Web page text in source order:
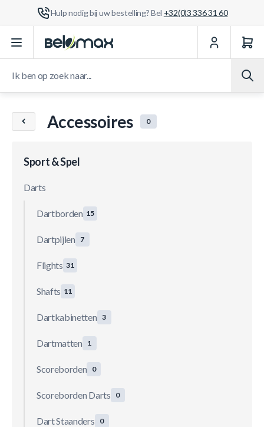
Hulp nodig bij uw bestelling? Bel +32(0)3 336 31 60
Ga naar de inhoud
Accessoires 0
Sport & Spel
Darts
Dartborden 15
Dartpijlen 7
Flights 31
Shafts 11
Dartkabinetten 3
Dartmatten 1
Scoreborden 0
Scoreborden Darts 0
Dart Staanders 0